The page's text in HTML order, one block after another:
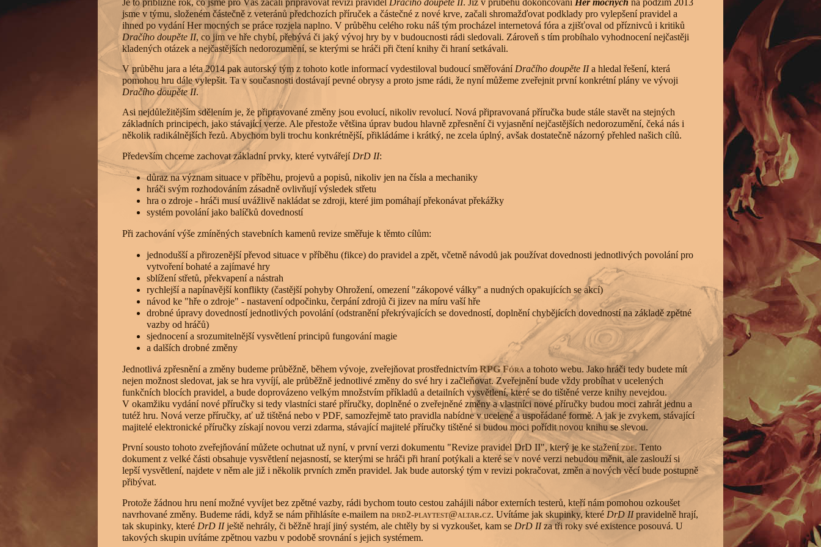
jsme v týmu, složeném částečně z veteránů předchozích příruček a částečné z nové krve, začali shromažďovat podklady pro vylepšení pravidel a
ihned po vydání Her mocných se práce rozjela naplno. V průběhu celého roku náš tým procházel internetová fóra a zjišťoval od příznivců i kritiků
Dračího doupěte II, co jim ve hře chybí, přebývá či jaký vývoj hry by v budoucnosti rádi sledovali. Zároveň s tím probíhalo vyhodnocení nejčastěji
kladených otázek a nejčastějších nedorozumění, se kterými se hráči při čtení knihy či hraní setkávali.
V průběhu jara a léta 2014 pak autorský tým z tohoto kotle informací vydestiloval budoucí směřování Dračího doupěte IIa hledal řešení, která
pomohou hru dále vylepšit. Ta v současnosti dostávají pevné obrysy a proto jsme rádi, že nyní můžeme zveřejnit první konkrétní plány ve vývoji
Dračího doupěte II.
Asi nejdůležitějším sdělením je, že připravované změny jsou evolucí, nikoliv revolucí. Nová připravovaná příručka bude stále stavět na stejných
základních principech, jako stávající verze. Ale přestože většina úprav budou hlavně zpřesnění či vyjasnění nejčastějších nedorozumění, čeká nás i
několik radikálnějších řezů. Abychom byli trochu konkrétnější, přikládáme i krátký, ne zcela úplný, avšak dostatečně názorný přehled našich cílů.
Především chceme zachovat základní prvky, které vytvářejí DrD II:
důraz na význam situace v příběhu, projevů a popisů, nikoliv jen na čísla a mechaniky
hráči svým rozhodováním zásadně ovlivňují výsledek střetu
hra o zdroje - hráči musí uvážlivě nakládat se zdroji, které jim pomáhají překonávat překážky
systém povolání jako balíčků dovedností
Při zachování výše zmíněných stavebních kamenů revize směřuje k těmto cílům:
jednodušší a přirozenější převod situace v příběhu (fikce) do pravidel a zpět, včetně návodů jak používat dovednosti jednotlivých povolání pro
vytvoření bohaté a zajímavé hry
sblížení střetů, překvapení a nástrah
rychlejší a napínavější konflikty (častější pohyby Ohrožení, omezení "zákopové války" a nudných opakujících se akcí)
návod ke "hře o zdroje" - nastavení odpočinku, čerpání zdrojů či jizev na míru vaší hře
drobné úpravy dovedností jednotlivých povolání (odstranění překrývajících se dovedností, doplnění chybějících dovedností na základě zpětné
vazby od hráčů)
sjednocení a srozumitelnější vysvětlení principů fungování magie
a dalších drobné změny
Jednotlivá zpřesnění a změny budeme průběžně, během vývoje, zveřejňovat prostřednictvímRPG Fóra a tohoto webu. Jako hráči tedy budete mít
nejen možnost sledovat, jak se hra vyvíjí, ale průběžně jednotlivé změny do své hry i začleňovat. Zveřejnění bude vždy probíhat v ucelených
funkčních blocích pravidel, a bude doprovázeno velkým množstvím příkladů a detailních vysvětlení, které se do tištěné verze knihy nevejdou.
V okamžiku vydání nové příručky si tedy vlastníci staré příručky, doplněné o zveřejněné změny a vlastníci nové příručky budou moci zahrát jednu a
tutéž hru. Nová verze příručky, ať už tištěná nebo v PDF, samozřejmě tato pravidla nabídne v ucelené a uspořádané formě. A jak je zvykem, stávající
majitelé elektronické příručky získají novou verzi zdarma, stávající majitelé příručky tištěné si budou moci pořídit novou knihu se slevou.
První sousto tohoto zveřejňování můžete ochutnat už nyní, v první verzi dokumentu "Revize pravidel DrD II", který je ke staženízde. Tento
dokument z velké části obsahuje vysvětlení nejasností, se kterými se hráči při hraní potýkali a které se v nové verzi nebudou měnit, ale zaslouží si
lepší vysvětlení, najdete v něm ale již i několik prvních změn pravidel. Jak bude autorský tým v revizi pokračovat, změn a nových věcí bude postupně
přibývat.
Protože žádnou hru není možné vyvíjet bez zpětné vazby, rádi bychom touto cestou zahájili nábor externích testerů, kteří nám pomohou ozkoušet
navrhované změny. Budeme rádi, když se nám přihlásíte e-mailem na drd2-playtest@altar.cz. Uvítáme jak skupinky, které DrD IIpravidelně hrají,
tak skupinky, které DrD IIještě nehrály, či běžně hrají jiný systém, ale chtěly by si vyzkoušet, kam se DrD IIza tři roky své existence posouvá. U
takových skupin uvítáme zpětnou vazbu v podobě srovnání s jejich systémem.